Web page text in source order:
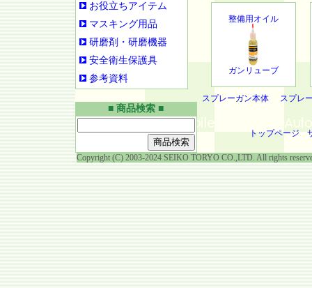
整備用オイル
ガンリューブ
スプレーガン本体 スプレ
トップページ
お役立ちアイテム
マスキング用品
研磨剤・研磨機器
安全衛生保護具
参考資料
■ 商品検索 ■
Copyright (C) 2003-2024 SEIKO TORYO CO.,LTD. All rights